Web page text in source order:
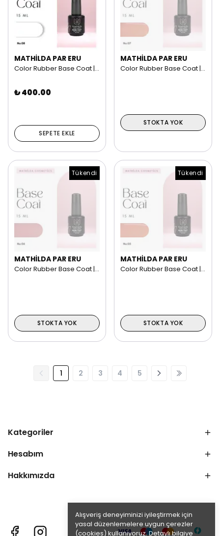
Alışveriş deneyiminizi iyileştirmek için
yasal düzenlemelere uygun çerezler
(cookies) kullanıyoruz. Detaylı bilgiye
MATHİLDA PAR ERU
Color Rubber Base Coat | 15 ml NO: 08
₺ 400.00
SEPETE EKLE
MATHİLDA PAR ERU
Color Rubber Base Coat | 15 ml NO: 07
STOKTA YOK
Tükendi
MATHİLDA PAR ERU
Color Rubber Base Coat | 15 ml NO: 06
STOKTA YOK
Tükendi
MATHİLDA PAR ERU
Color Rubber Base Coat | 15 ml NO: 05
STOKTA YOK
1 2 3 4 5
Kategoriler
Hesabım
Hakkımızda